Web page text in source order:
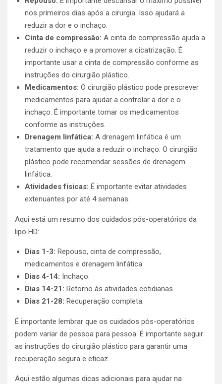
nos primeiros dias após a cirurgia. Isso ajudará a
reduzir a dor e o inchaço.
Cinta de compressão: A cinta de compressão ajuda a
reduzir o inchaço e a promover a cicatrização. É
importante usar a cinta de compressão conforme as
instruções do cirurgião plástico.
Medicamentos: O cirurgião plástico pode prescrever
medicamentos para ajudar a controlar a dor e o
inchaço. É importante tomar os medicamentos
conforme as instruções.
Drenagem linfática: A drenagem linfática é um
tratamento que ajuda a reduzir o inchaço. O cirurgião
plástico pode recomendar sessões de drenagem
linfática.
Atividades físicas: É importante evitar atividades
extenuantes por até 4 semanas.
Aqui está um resumo dos cuidados pós-operatórios da
lipo HD:
Dias 1-3: Repouso, cinta de compressão,
medicamentos e drenagem linfática.
Dias 4-14: Inchaço.
Dias 14-21: Retorno às atividades cotidianas.
Dias 21-28: Recuperação completa.
É importante lembrar que os cuidados pós-operatórios
podem variar de pessoa para pessoa. É importante seguir
as instruções do cirurgião plástico para garantir uma
recuperação segura e eficaz.
Aqui estão algumas dicas adicionais para ajudar na